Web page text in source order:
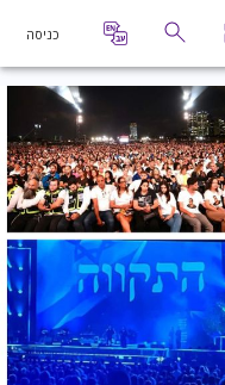
כניסה